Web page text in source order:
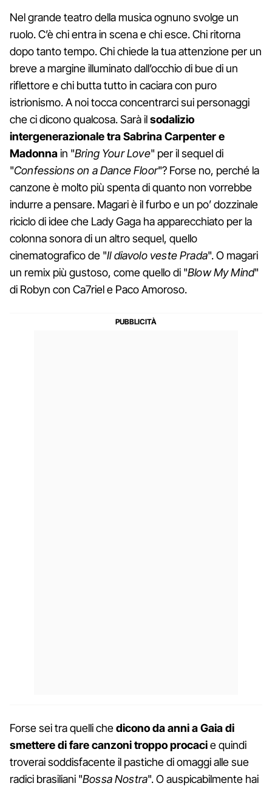
Nel grande teatro della musica ognuno svolge un
ruolo. C’è chi entra in scena e chi esce. Chi ritorna
dopo tanto tempo. Chi chiede la tua attenzione per un
breve a margine illuminato dall’occhio di bue di un
riflettore e chi butta tutto in caciara con puro
istrionismo. A noi tocca concentrarci sui personaggi
che ci dicono qualcosa. Sarà ilsodalizio
intergenerazionale tra Sabrina Carpenter e
Madonnain "Bring Your Love" per il sequel di
"Confessions on a Dance Floor"? Forse no, perché la
canzone è molto più spenta di quanto non vorrebbe
indurre a pensare. Magari è il furbo e un po’ dozzinale
riciclo di idee che Lady Gaga ha apparecchiato per la
colonna sonora di un altro sequel, quello
cinematografico de "Il diavolo veste Prada". O magari
un remix più gustoso, come quello di "Blow My Mind"
di Robyn con Ca7riel e Paco Amoroso.
Forse sei tra quelli chedicono da anni a Gaia di
smettere di fare canzoni troppo procacie quindi
troverai soddisfacente il pastiche di omaggi alle sue
radici brasiliani "Bossa Nostra". O auspicabilmente hai